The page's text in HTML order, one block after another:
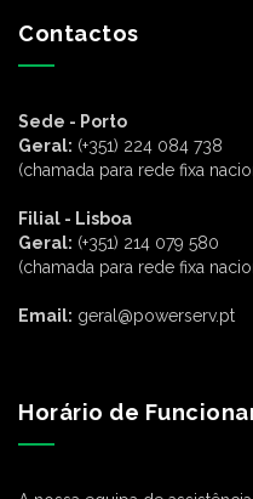
Contactos
Sede - Porto
Geral: (+351) 224 084 738
(chamada para rede fixa
Filial - Lisboa
Geral: (+351) 214 079 580
(chamada para rede fixa
Email: geral@powerserv.pt
Horário de